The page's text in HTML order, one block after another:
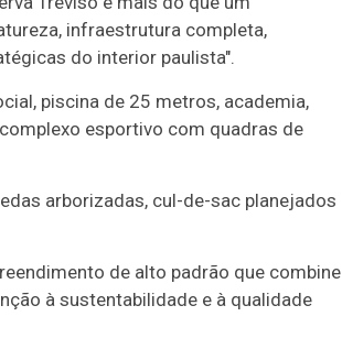
infraestrutura completa,
do interior paulista".
piscina de 25 metros, academia,
esportivo com quadras de
arborizadas, cul-de-sac planejados
de alto padrão que combine
à sustentabilidade e à qualidade